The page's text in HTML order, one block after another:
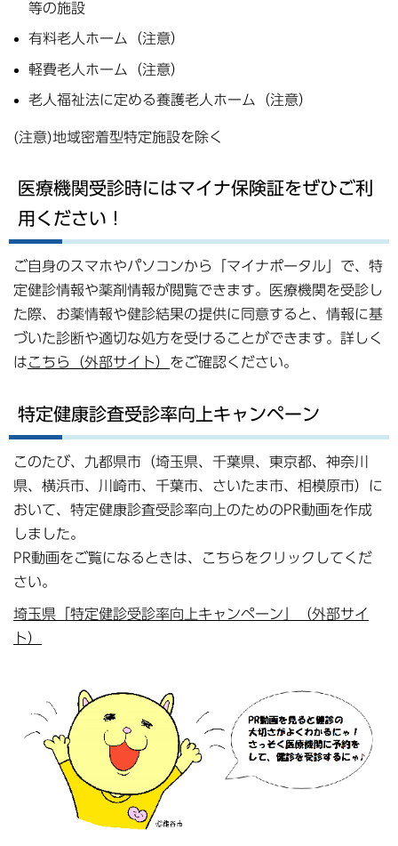
等の施設
有料老人ホーム（注意）
軽費老人ホーム（注意）
老人福祉法に定める養護老人ホーム（注意）
(注意)地域密着型特定施設を除く
医療機関受診時にはマイナ保険証をぜひご利
用ください！
ご自身のスマホやパソコンから「マイナポータル」で、特
定健診情報や薬剤情報が閲覧できます。医療機関を受診し
た際、お薬情報や健診結果の提供に同意すると、情報に基
づいた診断や適切な処方を受けることができます。詳しく
はこちら（外部サイト） をご確認ください。
特定健康診査受診率向上キャンペーン
このたび、九都県市（埼玉県、千葉県、東京都、神奈川
県、横浜市、川崎市、千葉市、さいたま市、相模原市）に
おいて、特定健康診査受診率向上のためのPR動画を作成
しました。
PR動画をご覧になるときは、こちらをクリックしてくだ
さい。
埼玉県「特定健診受診率向上キャンペーン」（外部サイ
ト）